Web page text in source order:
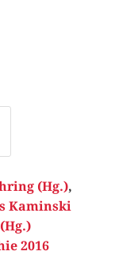
(Hg.),
Kaminski
2016